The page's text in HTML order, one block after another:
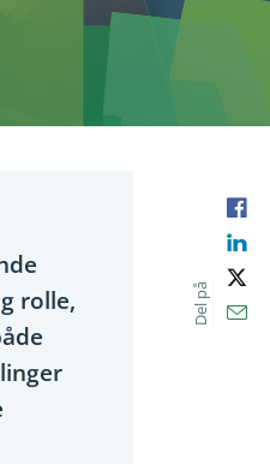
Del på X
rolle,